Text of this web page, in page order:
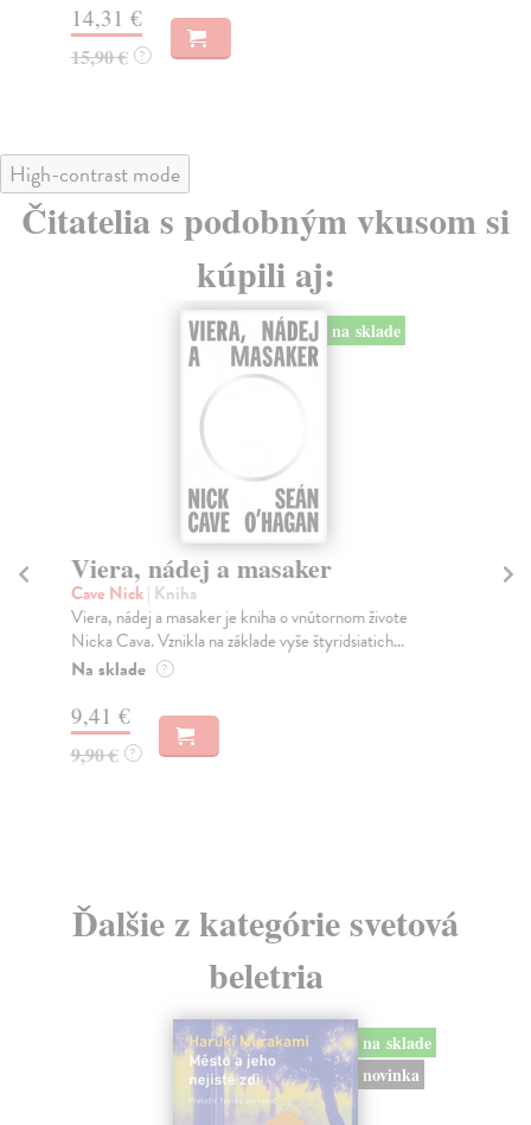
14,31 €
15,90 € ?
High-contrast mode
Čitatelia s podobným vkusom si
kúpili aj:
na sklade
Viera, nádej a masaker
Cave Nick| Kniha
Viera, nádej a masaker je kniha o vnútornom živote
Nicka Cava. Vznikla na základe vyše štyridsiatich...
Na sklade ?
9,41 €
9,90 € ?
Ďalšie z kategórie svetová
beletria
na sklade
novinka